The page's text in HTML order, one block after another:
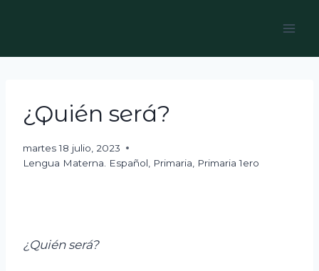
¿Quién será?
martes 18 julio, 2023
Lengua Materna. Español
Primaria Primaria 1ero
¿Quién será?